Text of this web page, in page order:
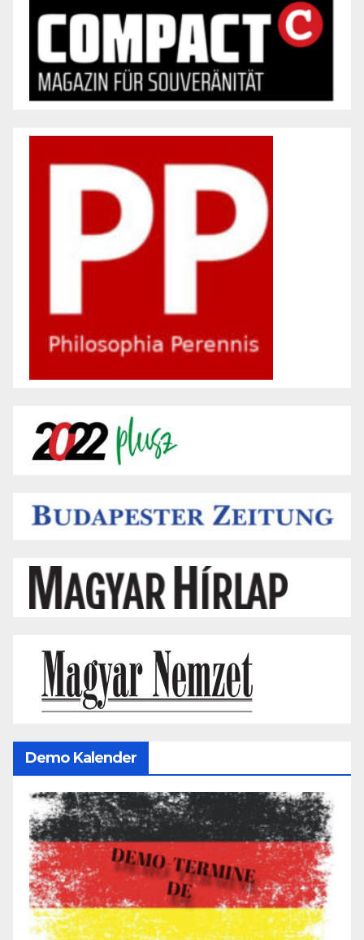
Demo Kalender